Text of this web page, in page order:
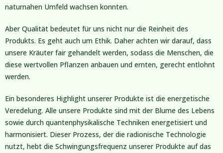
naturnahen Umfeld wachsen konnten.
Aber Qualität bedeutet für uns nicht nur die Reinheit des
Produkts. Es geht auch um Ethik. Daher achten wir darauf, dass
unsere Kräuter fair gehandelt werden, sodass die Menschen, die
diese wertvollen Pflanzen anbauen und ernten, gerecht entlohnt
werden.
Ein besonderes Highlight unserer Produkte ist die energetische
Veredelung. Alle unsere Produkte sind mit der Blume des Lebens
sowie durch quantenphysikalische Techniken energetisiert und
harmonisiert. Dieser Prozess, der die radionische Technologie
nutzt, hebt die Schwingungsfrequenz unserer Produkte auf das